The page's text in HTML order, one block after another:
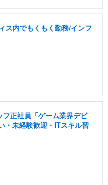
ス内でもくもく勤務/インフ
正社員「ゲーム業界デビ
・未経験歓迎・ITスキル習